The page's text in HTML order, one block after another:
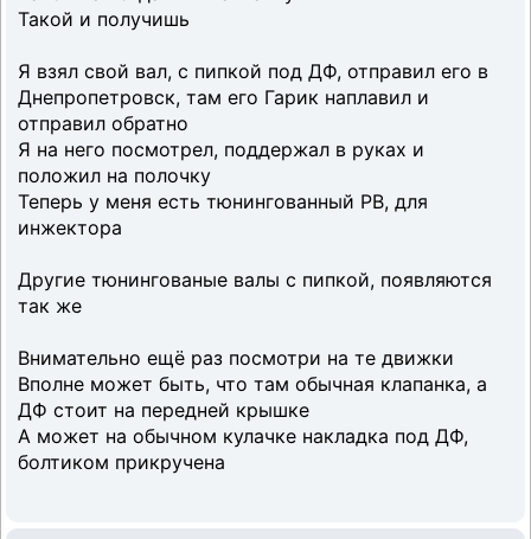
Такой и получишь
Я взял свой вал, с пипкой под ДФ, отправил его в
Днепропетровск, там его Гарик наплавил и
отправил обратно
Я на него посмотрел, поддержал в руках и
положил на полочку
Теперь у меня есть тюнингованный РВ, для
инжектора
Другие тюнингованые валы с пипкой, появляются
так же
Внимательно ещё раз посмотри на те движки
Вполне может быть, что там обычная клапанка, а
ДФ стоит на передней крышке
А может на обычном кулачке накладка под ДФ,
болтиком прикручена